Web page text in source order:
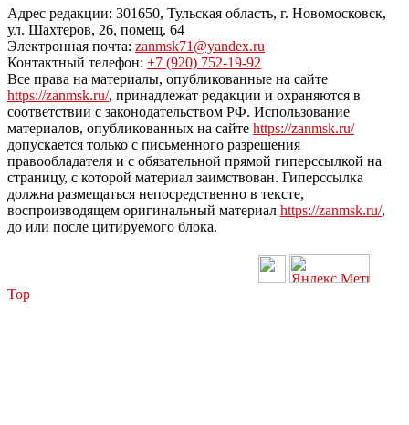
Адрес редакции: 301650, Тульская область, г. Новомосковск,
ул. Шахтеров, 26, помещ. 64
Электронная почта: zanmsk71@yandex.ru
Контактный телефон: +7 (920) 752-19-92
Все права на материалы, опубликованные на сайте
https://zanmsk.ru/, принадлежат редакции и охраняются в
соответствии с законодательством РФ. Использование
материалов, опубликованных на сайте https://zanmsk.ru/
допускается только с письменного разрешения
правообладателя и с обязательной прямой гиперссылкой на
страницу, с которой материал заимствован. Гиперссылка
должна размещаться непосредственно в тексте,
воспроизводящем оригинальный материал https://zanmsk.ru/,
до или после цитируемого блока.
Top